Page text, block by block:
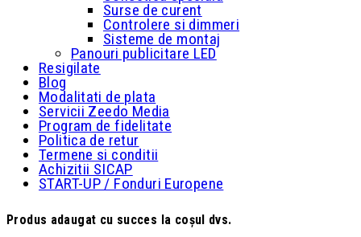
Surse de curent
Controlere si dimmeri
Sisteme de montaj
Panouri publicitare LED
Resigilate
Blog
Modalitati de plata
Servicii Zeedo Media
Program de fidelitate
Politica de retur
Termene si conditii
Achizitii SICAP
START-UP / Fonduri Europene
Produs adaugat cu succes la coşul dvs.